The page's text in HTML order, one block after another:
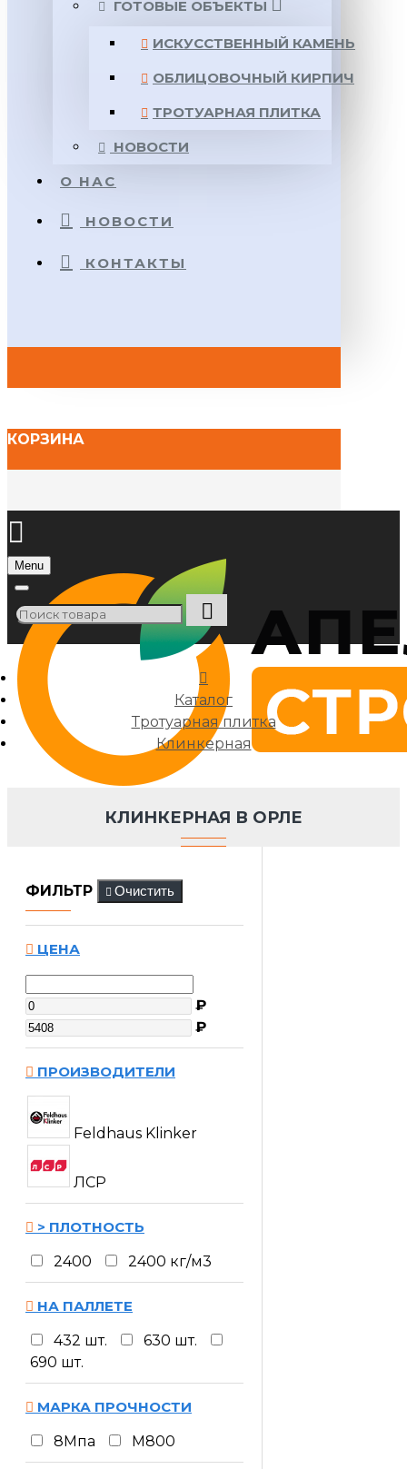
ГОТОВЫЕ ОБЪЕКТЫ
ИСКУССТВЕННЫЙ КАМЕНЬ
ОБЛИЦОВОЧНЫЙ КИРПИЧ
ТРОТУАРНАЯ ПЛИТКА
НОВОСТИ
О НАС
НОВОСТИ
КОНТАКТЫ
КОРЗИНА
Menu
Каталог
Тротуарная плитка
Клинкерная
КЛИНКЕРНАЯ В ОРЛЕ
ФИЛЬТР Очистить
ЦЕНА
₽
₽
ПРОИЗВОДИТЕЛИ
Feldhaus Klinker
ЛСР
> ПЛОТНОСТЬ
2400
2400 кг/м3
НА ПАЛЛЕТЕ
432 шт.
630 шт.
690 шт.
МАРКА ПРОЧНОСТИ
8Мпа
M800